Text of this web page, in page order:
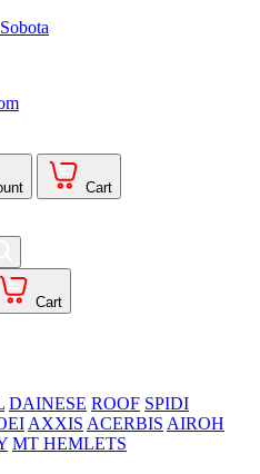
Cart
Cart
DAINESE ROOF SPIDI
AXXIS ACERBIS AIROH
MT HEMLETS